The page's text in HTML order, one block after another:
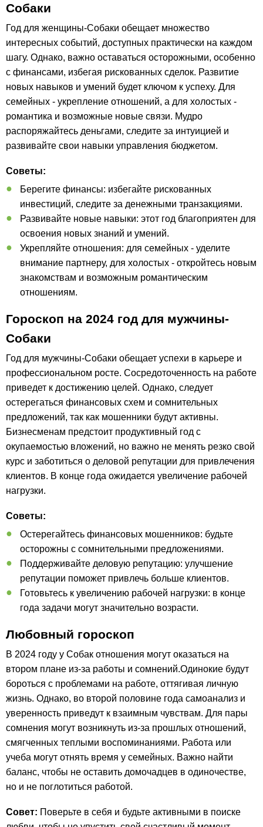
Собаки
Год для женщины-Собаки обещает множество
интересных событий, доступных практически на каждом
шагу. Однако, важно оставаться осторожными, особенно
с финансами, избегая рискованных сделок. Развитие
новых навыков и умений будет ключом к успеху. Для
семейных - укрепление отношений, а для холостых -
романтика и возможные новые связи. Мудро
распоряжайтесь деньгами, следите за интуицией и
развивайте свои навыки управления бюджетом.
Советы:
Берегите финансы: избегайте рискованных
инвестиций, следите за денежными транзакциями.
Развивайте новые навыки: этот год благоприятен для
освоения новых знаний и умений.
Укрепляйте отношения: для семейных - уделите
внимание партнеру, для холостых - откройтесь новым
знакомствам и возможным романтическим
отношениям.
Гороскоп на 2024 год для мужчины-
Собаки
Год для мужчины-Собаки обещает успехи в карьере и
профессиональном росте. Сосредоточенность на работе
приведет к достижению целей. Однако, следует
остерегаться финансовых схем и сомнительных
предложений, так как мошенники будут активны.
Бизнесменам предстоит продуктивный год с
окупаемостью вложений, но важно не менять резко свой
курс и заботиться о деловой репутации для привлечения
клиентов. В конце года ожидается увеличение рабочей
нагрузки.
Советы:
Остерегайтесь финансовых мошенников: будьте
осторожны с сомнительными предложениями.
Поддерживайте деловую репутацию: улучшение
репутации поможет привлечь больше клиентов.
Готовьтесь к увеличению рабочей нагрузки: в конце
года задачи могут значительно возрасти.
Любовный гороскоп
В 2024 году у Собак отношения могут оказаться на
втором плане из-за работы и сомнений.Одинокие будут
бороться с проблемами на работе, оттягивая личную
жизнь. Однако, во второй половине года самоанализ и
уверенность приведут к взаимным чувствам. Для пары
сомнения могут возникнуть из-за прошлых отношений,
смягченных теплыми воспоминаниями. Работа или
учеба могут отнять время у семейных. Важно найти
баланс, чтобы не оставить домочадцев в одиночестве,
но и не поглотиться работой.
Совет: Поверьте в себя и будьте активными в поиске